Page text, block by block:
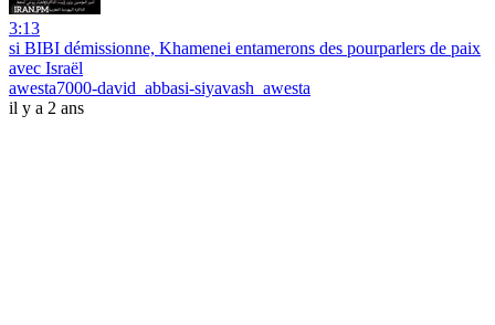
3:13
si BIBI démissionne, Khamenei entamerons des pourparlers de paix
avec Israël
awesta7000-david_abbasi-siyavash_awesta
il y a 2 ans